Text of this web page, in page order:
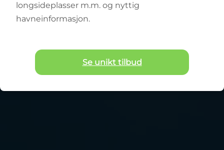
longsideplasser m.m. og nyttig
havneinformasjon.
Se unikt tilbud